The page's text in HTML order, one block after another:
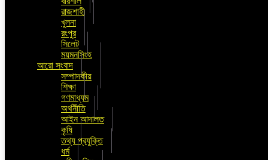
রাজশাহী
খুলনা
রংপুর
সিলেট
ময়মনসিংহ
আরো সংবাদ
সম্পাদকীয়
শিক্ষা
গণমাধ্যম
অর্থনীতি
আইন আদালত
কৃষি
তথ্য প্রযুক্তি
ধর্ম